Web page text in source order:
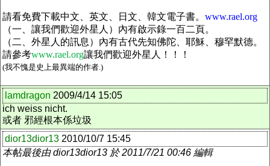
請看免費下載中文、英文、日文、韓文電子書。 www.rael.org
（一、讓我們歡迎外星人）內有啟示錄一百二頁。
（二、外星人的訊息）內有古代先知佛陀、耶穌、穆罕默德。
請參考www.rael.org讓我們歡迎外星人！！！
(我不愧是史上最異端的作者.)
lamdragon 2009/4/14 15:05
ich weiss nicht.
或者 邪經根本係垃圾
dior13dior13 2010/10/7 15:45
本帖最後由 dior13dior13 於 2011/7/21 00:46 編輯